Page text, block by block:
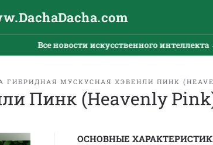
Все новости искусственного интеллекта →
ГИБРИДНАЯ МУСКУСНАЯ ХЭВЕНЛИ ПИНК
Пинк (Heavenly
ОСНОВНЫЕ